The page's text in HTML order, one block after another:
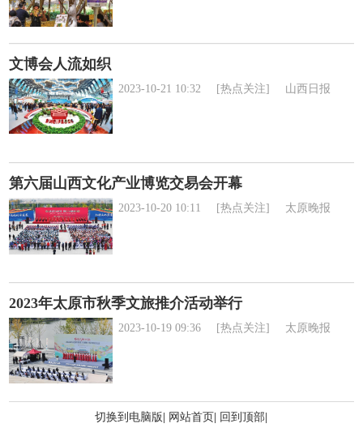
文博会人流如织
2023-10-21 10:32 [热点关注] 山西日报
第六届山西文化产业博览交易会开幕
2023-10-20 10:11 [热点关注] 太原晚报
2023年太原市秋季文旅推介活动举行
2023-10-19 09:36 [热点关注] 太原晚报
切换到电脑版 网站首页 回到顶部